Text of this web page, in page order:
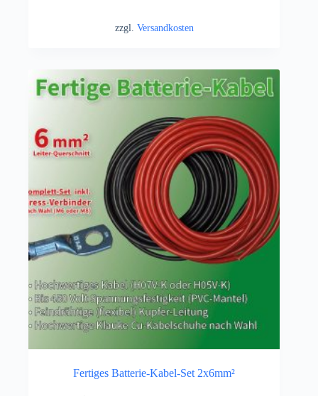
zzgl. Versandkosten
Fertiges Batterie-Kabel-Set 2x6mm²